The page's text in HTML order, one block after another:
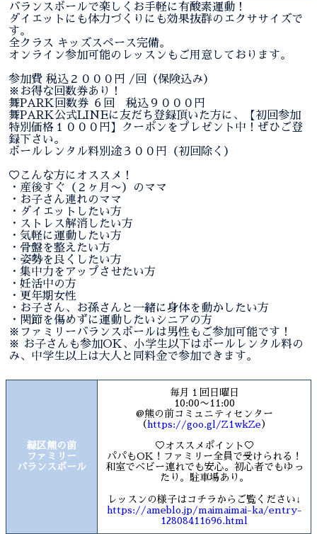
バランスボールで楽しくお手軽に有酸素運動！
ダイエットにも体力づくりにも効果抜群のエクササイズで
す。
全クラス キッズスペース完備。
オンライン参加可能のレッスンもご用意しております。
参加費 税込２０００円 /回（保険込み）
※お得な回数券あり！
舞PARK回数券 ６回 税込９０００円
舞PARK公式LINEに友だち登録頂いた方に、【初回参加
特別価格１０００円】クーポンをプレゼント中！ぜひご登
録下さい。
ボールレンタル料別途３００円（初回除く）
♡こんな方にオススメ！
・産後すぐ（２ヶ月〜）のママ
・お子さん連れのママ
・ダイエットしたい方
・ストレス解消したい方
・気軽に運動したい方
・骨盤を整えたい方
・姿勢を良くしたい方
・集中力をアップさせたい方
・妊活中の方
・更年期女性
・お子さん、お孫さんと一緒に身体を動かしたい方
・関節を傷めずに運動したいシニアの方
※ファミリーバランスボールは男性もご参加可能です！
※ お子さんも参加OK、小学生以下はボールレンタル料の
み、中学生以上は大人と同料金で参加できます。
緑区熊の前
ファミリー
バランスボール
毎月１回日曜日
10:00〜11:00
@熊の前コミュニティセンター
（https://goo.gl/Z1wkZe）
♡オススメポイント♡
パパもOK！ファミリー全員で受けられる！
和室でベビー連れでも安心。初心者でもゆっ
たり。駐車場あり。
レッスンの様子はコチラからご覧ください↓
https://ameblo.jp/maimaimai-ka/entry-
12808411696.html